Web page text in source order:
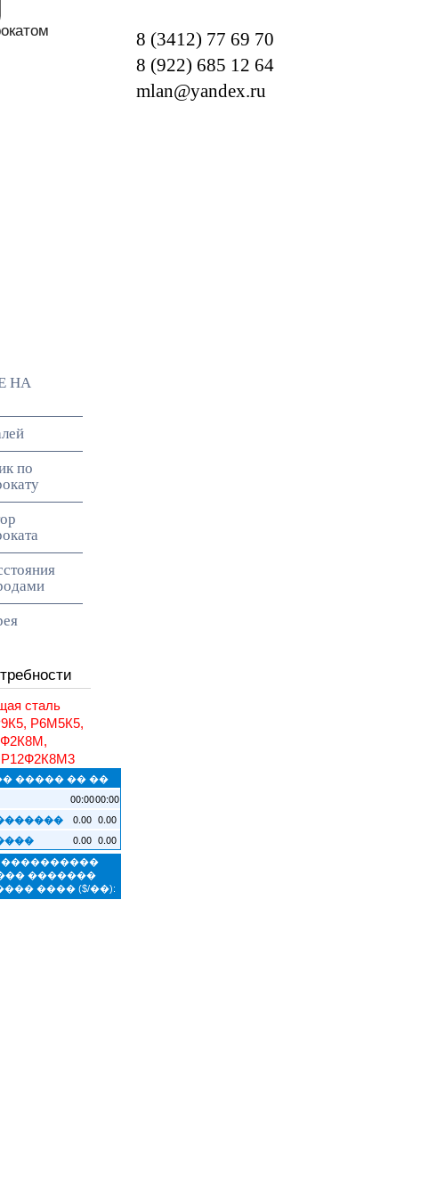
8 (3412) 77 69 70
8 (922) 685 12 64
mlan@yandex.ru
НА
по
сталь
Р6М5К5,
����� �� ��
00:0000:00
0.00 0.00
0.00 0.00
- ����������
�������
���� ($/��):